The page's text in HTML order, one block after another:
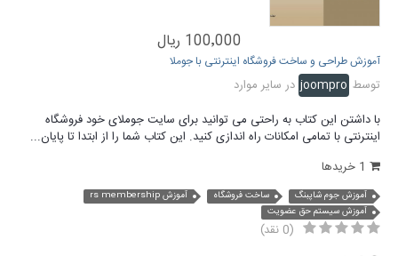
100٬000 ریال
آموزش طراحی و ساخت فروشگاه اینترنتی با جوملا
توسط joompro در سایر موارد
با داشتن این کتاب به راحتی می توانید برای سایت جوملای خود فروشگاه
اینترنتی با تمامی امکانات راه اندازی کنید. این کتاب شما را از ابتدا تا پایان...
آموزش جوم شاپبنگ ساخت فروشگاه
آموزش rs membership
آموزش سیستم حق عضویت
(0 نقد)